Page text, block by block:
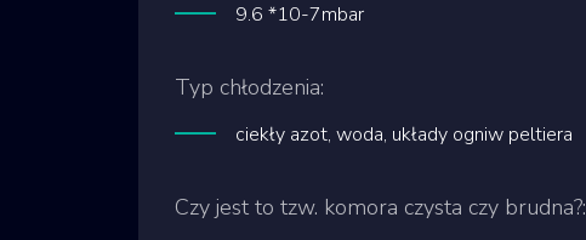
9.6 *10-7mbar
Typ chłodzenia:
ciekły azot, woda, układy ogniw peltiera
Czy jest to tzw. komora czysta czy brudna?: